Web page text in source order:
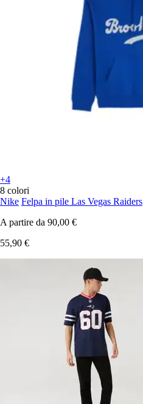
+4
8 colori
Nike Felpa in pile Las Vegas Raiders
A partire da 90,00 €
55,90 €